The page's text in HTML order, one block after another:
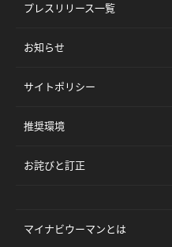
プレスリリース一覧
お知らせ
サイトポリシー
推奨環境
お詫びと訂正
マイナビウーマンとは